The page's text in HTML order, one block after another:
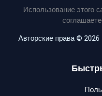
Использование этого
Авторские права ©